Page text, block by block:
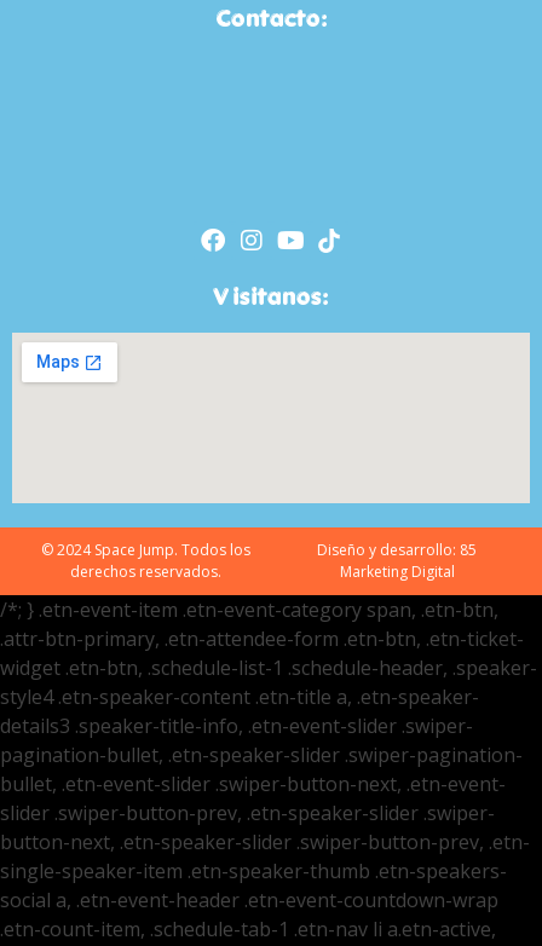
Contacto:
Visitanos:
© 2024 Space Jump. Todos los
derechos reservados.
Diseño y desarrollo: 85
Marketing Digital
/*; } .etn-event-item .etn-event-category span, .etn-btn,
.attr-btn-primary, .etn-attendee-form .etn-btn, .etn-ticket-
widget .etn-btn, .schedule-list-1 .schedule-header, .speaker-
style4 .etn-speaker-content .etn-title a, .etn-speaker-
details3 .speaker-title-info, .etn-event-slider .swiper-
pagination-bullet, .etn-speaker-slider .swiper-pagination-
bullet, .etn-event-slider .swiper-button-next, .etn-event-
slider .swiper-button-prev, .etn-speaker-slider .swiper-
button-next, .etn-speaker-slider .swiper-button-prev, .etn-
single-speaker-item .etn-speaker-thumb .etn-speakers-
social a, .etn-event-header .etn-event-countdown-wrap
.etn-count-item, .schedule-tab-1 .etn-nav li a.etn-active,